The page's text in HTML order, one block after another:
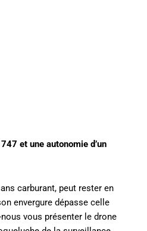
747 et une autonomie d’un
carburant, peut rester en
envergure dépasse celle
vous présenter le drone